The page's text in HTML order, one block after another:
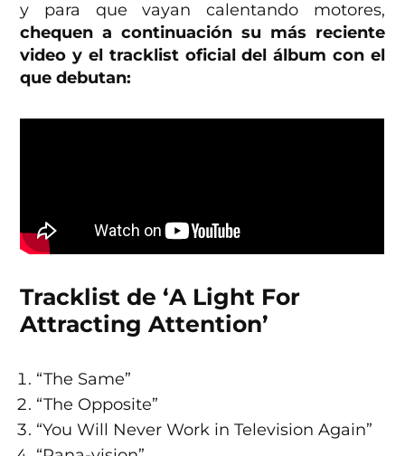
y para que vayan calentando motores,
chequen a continuación su más reciente
video y el tracklist oficial del álbum con el
que debutan:
Tracklist de ‘A Light For
Attracting Attention’
“The Same”
“The Opposite”
“You Will Never Work in Television Again”